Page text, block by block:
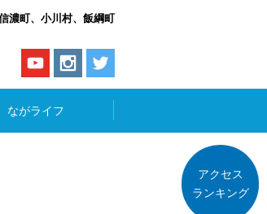
濃町、小川村、飯綱町
ながライフ
アクセス
ランキング